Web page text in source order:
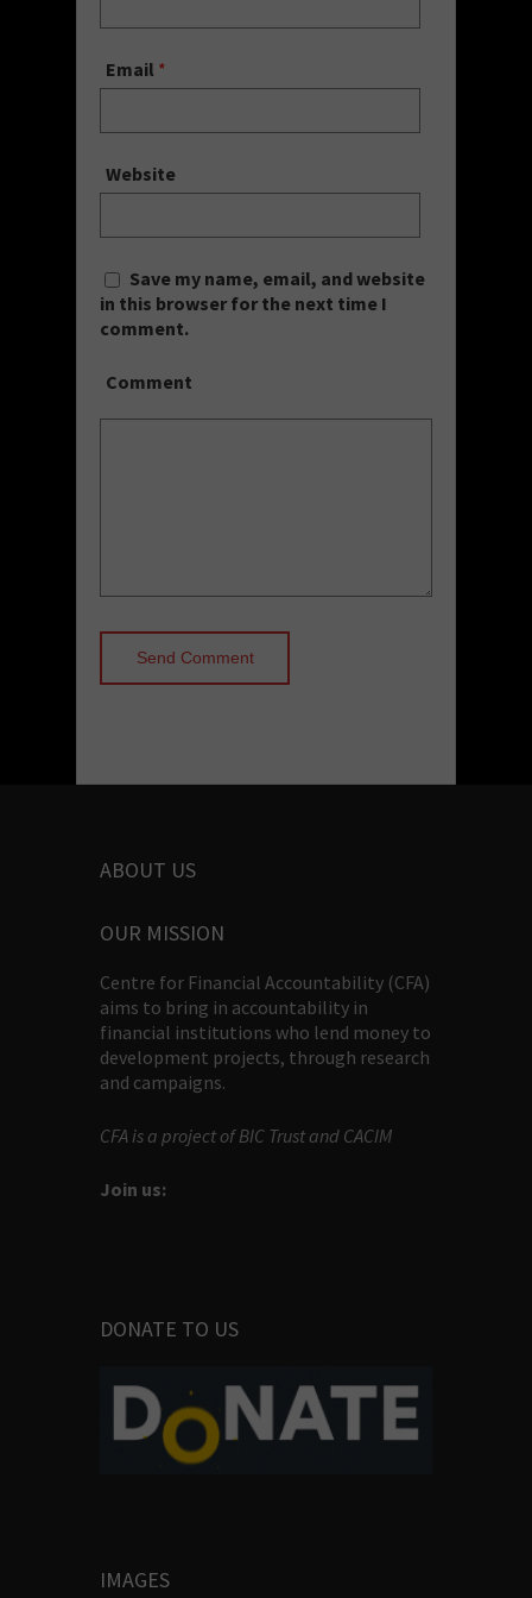
Email *
Website
Save my name, email, and website
in this browser for the next time I
comment.
Comment
ABOUT US
OUR MISSION
Centre for Financial Accountability (CFA)
aims to bring in accountability in
financial institutions who lend money to
development projects, through research
and campaigns.
CFA is a project of BIC Trust and CACIM
Join us:
DONATE TO US
IMAGES